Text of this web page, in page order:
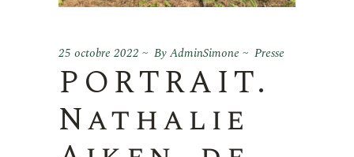
25 octobre 2022 ByAdminSimone Presse
PORTRAIT.
Nathalie